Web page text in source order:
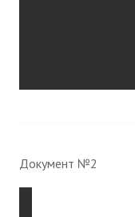
Документ №2